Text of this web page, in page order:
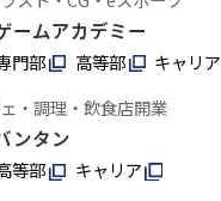
ームアカデミー
門部 高等部
キャリア
・調理・飲食店開業
ンタン
等部
キャリア